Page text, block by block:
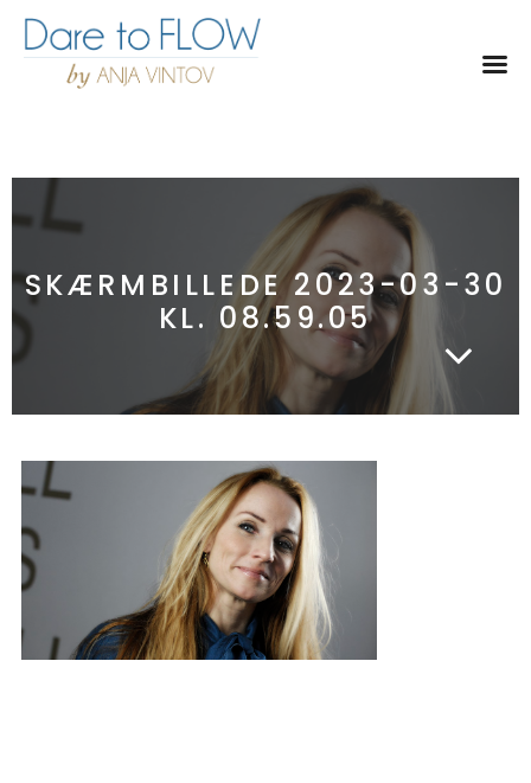
o
e
v
i
i
SKÆRMBILLEDE 2023-03-30
KL. 08.59.05